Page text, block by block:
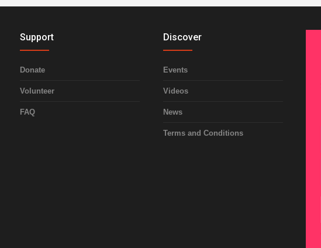
Support
Donate
Volunteer
FAQ
Discover
Events
Videos
News
Terms and Conditions